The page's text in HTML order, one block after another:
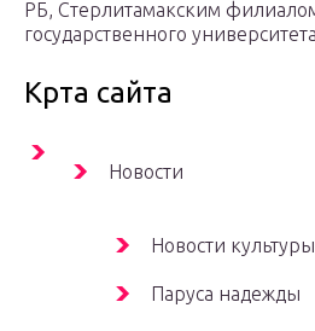
РБ, Стерлитамакским
государственного
Крта сайта
Новости
Новости культуры
Паруса надежды